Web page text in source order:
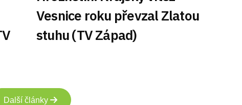
Vesnice roku převzal Zlatou
stuhu (TV Západ)
Další články